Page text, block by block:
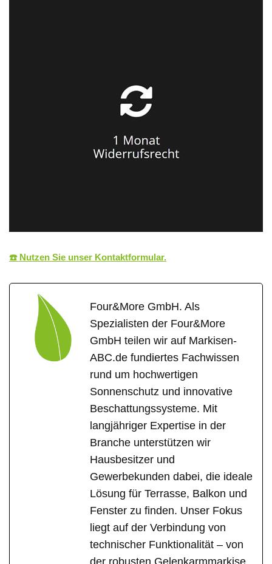
☎️ Nutzen Sie unser Kontaktformular.
Four&More GmbH. Als
Spezialisten der Four&More
GmbH teilen wir auf Markisen-
ABC.de fundiertes Fachwissen
rund um hochwertigen
Sonnenschutz und innovative
Beschattungssysteme. Mit
langjähriger Expertise in der
Branche unterstützen wir
Hausbesitzer und
Gewerbekunden dabei, die ideale
Lösung für Terrasse, Balkon und
Fenster zu finden. Unser Fokus
liegt auf der Verbindung von
technischer Funktionalität – von
der robusten Gelenkarmmarkise